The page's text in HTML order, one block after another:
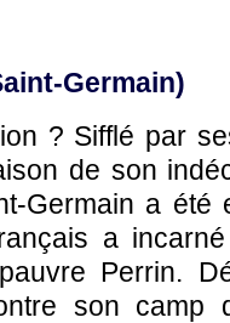
Germain)
? Sifflé par
de son
Germain a été
a
Perrin.
son camp